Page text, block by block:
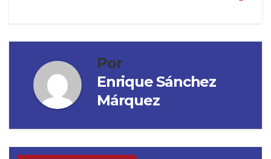
Por
Enrique Sánchez
Márquez